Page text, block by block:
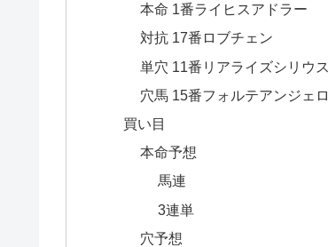
本命 1番ライヒスアドラー
対抗 17番ロブチェン
単穴 11番リアライズシリウス
穴馬 15番フォルテアンジェロ
買い目
本命予想
馬連
3連単
穴予想